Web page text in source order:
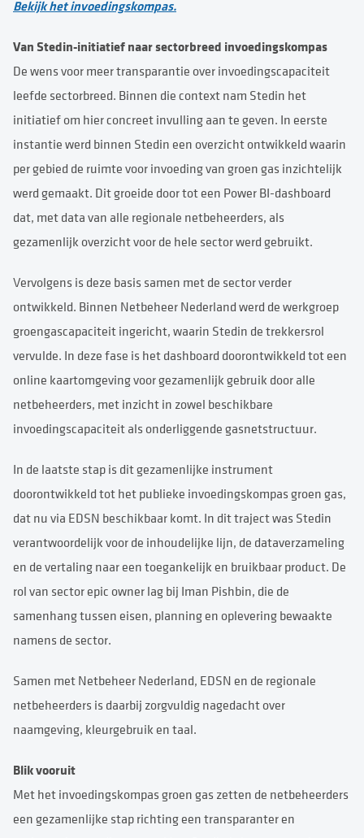
Bekijk het invoedingskompas.
Van Stedin-initiatief naar sectorbreed invoedingskompas
De wens voor meer transparantie over invoedingscapaciteit
leefde sectorbreed. Binnen die context nam Stedin het
initiatief om hier concreet invulling aan te geven. In eerste
instantie werd binnen Stedin een overzicht ontwikkeld waarin
per gebied de ruimte voor invoeding van groen gas inzichtelijk
werd gemaakt. Dit groeide door tot een Power BI-dashboard
dat, met data van alle regionale netbeheerders, als
gezamenlijk overzicht voor de hele sector werd gebruikt.
Vervolgens is deze basis samen met de sector verder
ontwikkeld. Binnen Netbeheer Nederland werd de werkgroep
groengascapaciteit ingericht, waarin Stedin de trekkersrol
vervulde. In deze fase is het dashboard doorontwikkeld tot een
online kaartomgeving voor gezamenlijk gebruik door alle
netbeheerders, met inzicht in zowel beschikbare
invoedingscapaciteit als onderliggende gasnetstructuur.
In de laatste stap is dit gezamenlijke instrument
doorontwikkeld tot het publieke invoedingskompas groen gas,
dat nu via EDSN beschikbaar komt. In dit traject was Stedin
verantwoordelijk voor de inhoudelijke lijn, de dataverzameling
en de vertaling naar een toegankelijk en bruikbaar product. De
rol van sector epic owner lag bij Iman Pishbin, die de
samenhang tussen eisen, planning en oplevering bewaakte
namens de sector.
Samen met Netbeheer Nederland, EDSN en de regionale
netbeheerders is daarbij zorgvuldig nagedacht over
naamgeving, kleurgebruik en taal.
Blik vooruit
Met het invoedingskompas groen gas zetten de netbeheerders
een gezamenlijke stap richting een transparanter en